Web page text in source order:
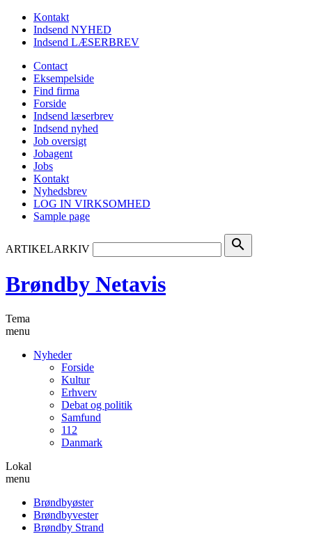
Kontakt
Indsend NYHED
Indsend LÆSERBREV
Contact
Eksempelside
Find firma
Forside
Indsend læserbrev
Indsend nyhed
Job oversigt
Jobagent
Jobs
Kontakt
Nyhedsbrev
LOG IN VIRKSOMHED
Sample page
ARTIKELARKIV search
Brøndby Netavis
Tema
menu
Nyheder
Forside
Kultur
Erhverv
Debat og politik
Samfund
112
Danmark
Lokal
menu
Brøndbyøster
Brøndbyvester
Brøndby Strand